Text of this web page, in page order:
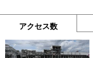
アクセス数